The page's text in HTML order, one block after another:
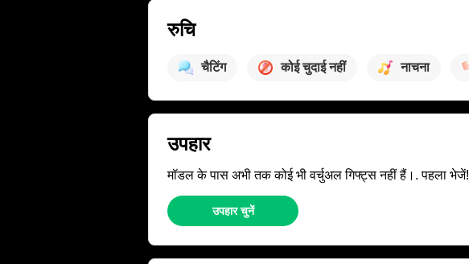
रुचि
चैटिंग कोई चुदाई नहीं नाचना
उपहार
मॉडल के पास अभी तक कोई भी वर्चुअल गिफ्ट्स नहीं हैं।. पहला भेजें!
उपहार चुनें